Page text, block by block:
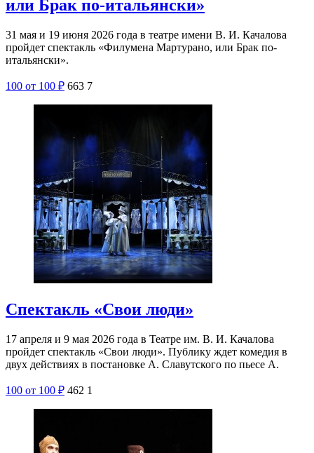
или Брак по-итальянски»
31 мая и 19 июня 2026 года в театре имени В. И. Качалова
пройдет спектакль «Филумена Мартурано, или Брак по-
итальянски».
100 от 100 ₽ 663 7
Спектакль «Свои люди»
17 апреля и 9 мая 2026 года в Театре им. В. И. Качалова
пройдет спектакль «Свои люди». Публику ждет комедия в
двух действиях в постановке А. Славутского по пьесе А.
100 от 100 ₽ 462 1